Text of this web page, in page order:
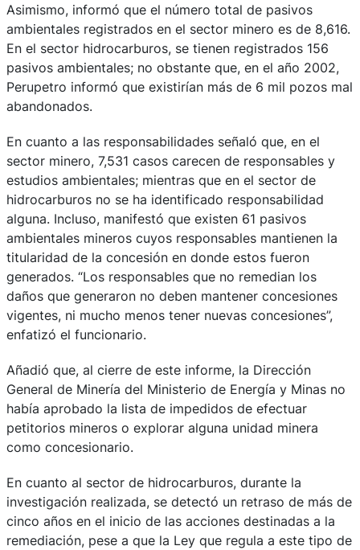
Asimismo, informó que el número total de pasivos
ambientales registrados en el sector minero es de 8,616.
En el sector hidrocarburos, se tienen registrados 156
pasivos ambientales; no obstante que, en el año 2002,
Perupetro informó que existirían más de 6 mil pozos mal
abandonados.
En cuanto a las responsabilidades señaló que, en el
sector minero, 7,531 casos carecen de responsables y
estudios ambientales; mientras que en el sector de
hidrocarburos no se ha identificado responsabilidad
alguna. Incluso, manifestó que existen 61 pasivos
ambientales mineros cuyos responsables mantienen la
titularidad de la concesión en donde estos fueron
generados. “Los responsables que no remedian los
daños que generaron no deben mantener concesiones
vigentes, ni mucho menos tener nuevas concesiones”,
enfatizó el funcionario.
Añadió que, al cierre de este informe, la Dirección
General de Minería del Ministerio de Energía y Minas no
había aprobado la lista de impedidos de efectuar
petitorios mineros o explorar alguna unidad minera
como concesionario.
En cuanto al sector de hidrocarburos, durante la
investigación realizada, se detectó un retraso de más de
cinco años en el inicio de las acciones destinadas a la
remediación, pese a que la Ley que regula a este tipo de